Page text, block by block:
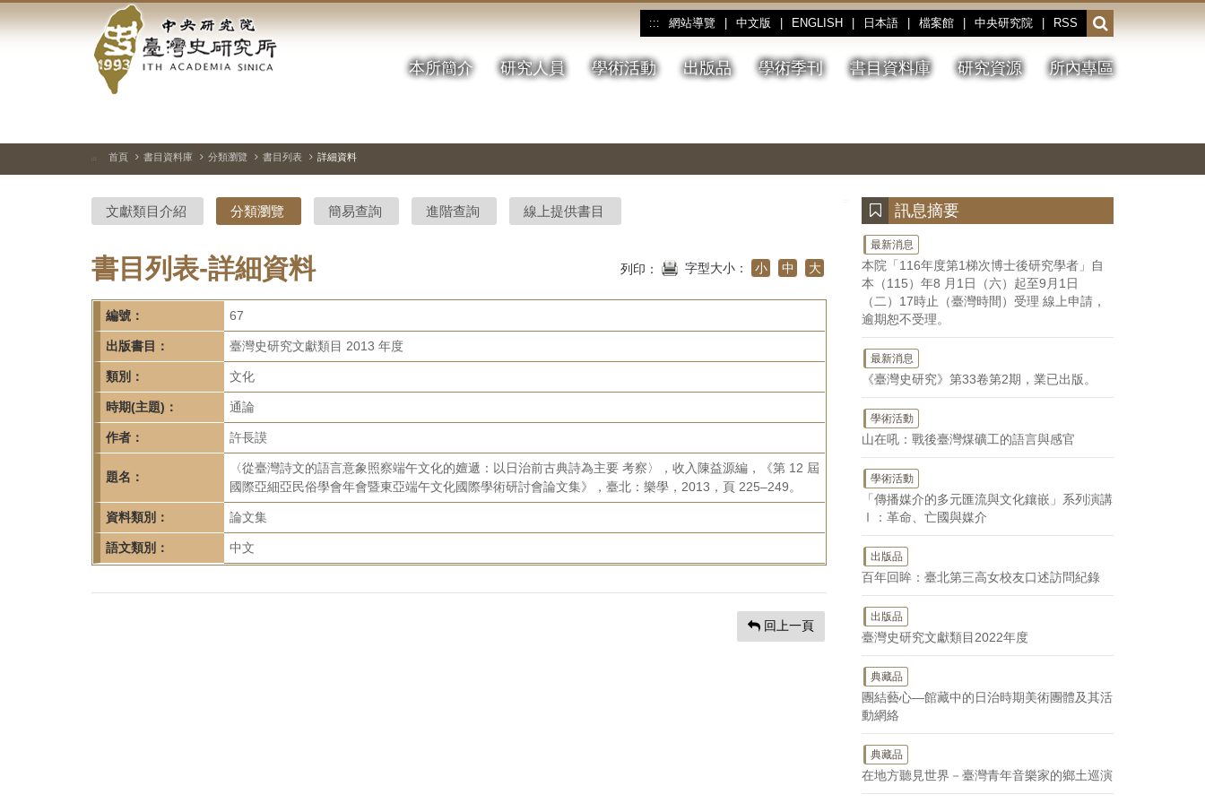
到
中
央
研
院-
臺
灣
史
研
究
所-
首
頁
::: 網站導覽 中文版 ENGLISH 日本語 檔案館 中央研究院 RSS
開
啟
或
收
本所簡介 研究人員 學術活動 出版品 學術季刊 書目資料庫 研究資源 所內專區
停、
圖
圖
結
::: 首頁 書目資料庫 分類瀏覽 書目列表 詳細資料
文獻類目介紹 分類瀏覽 簡易查詢 進階查詢 線上提供書目
書目列表-詳細資料 列印： 字型大小： 小 中 大
編號： 67
出版書目： 臺灣史研究文獻類目 2013 年度
類別： 文化
時期(主題)： 通論
作者： 許長謨
題名：
〈從臺灣詩文的語言意象照察端午文化的嬗遞：以日治前古典詩為主要 考察〉，收入陳益源編，《第 12 屆
國際亞細亞民俗學會年會暨東亞端午文化國際學術研討會論文集》，臺北：樂學，2013，頁 225–249。
資料類別： 論文集
語文類別： 中文
回上一頁
訊息摘要
最新消息
本院「116年度第1梯次博士後研究學者」自
本（115）年8 月1日（六）起至9月1日
（二）17時止（臺灣時間）受理 線上申請，
逾期恕不受理。
最新消息
《臺灣史研究》第33卷第2期，業已出版。
學術活動
山在吼：戰後臺灣煤礦工的語言與感官
學術活動
「傳播媒介的多元匯流與文化鑲嵌」系列演講
Ⅰ：革命、亡國與媒介
出版品
百年回眸：臺北第三高女校友口述訪問紀錄
出版品
臺灣史研究文獻類目2022年度
典藏品
團結藝心—館藏中的日治時期美術團體及其活
動網絡
典藏品
在地方聽見世界－臺灣青年音樂家的鄉土巡演